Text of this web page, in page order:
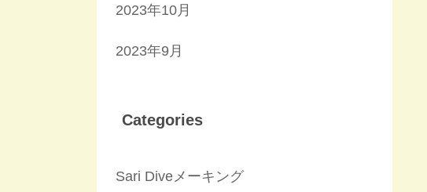
2023年10月
2023年9月
Categories
Sari Diveメーキング